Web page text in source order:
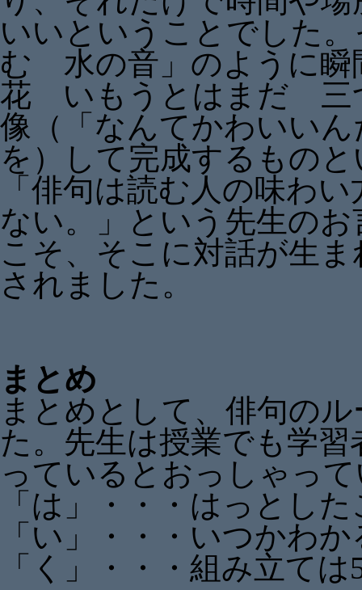
いいということでした
む 水の音」のように瞬
花 いもうとはまだ 三
像（「なんてかわいい
を）して完成するもの
「俳句は読む人の味わ
ない。」という先生の
こそ、そこに対話が生
されました。
まとめ
まとめとして、俳句の
た。先生は授業でも学
っているとおっしゃっ
「は」・・・はっとし
「い」・・・いつかわ
「く」・・・組み立ては